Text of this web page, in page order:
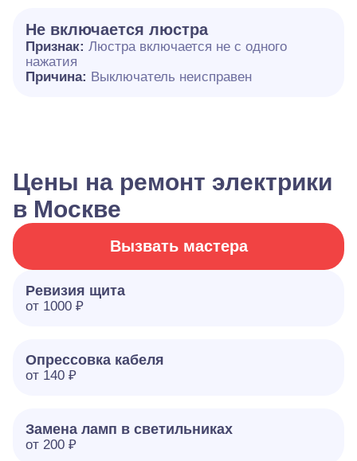
Не включается люстра
Признак: Люстра включается не с одного
нажатия
Причина: Выключатель неисправен
Цены на ремонт электрики
в Москве
Вызвать мастера
Ревизия щита
от 1000 ₽
Опрессовка кабеля
от 140 ₽
Замена ламп в светильниках
от 200 ₽